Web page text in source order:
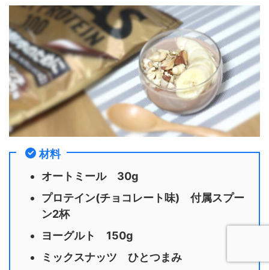
材料
オートミール 30g
プロテイン(チョコレート味) 付属スプー
ン2杯
ヨーグルト 150g
ミックスナッツ ひとつまみ